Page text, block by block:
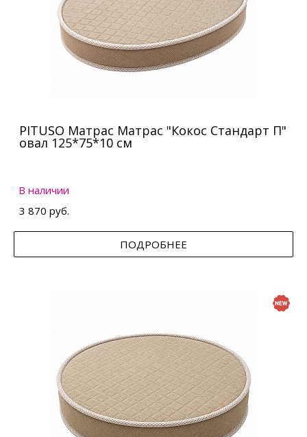
PITUSO Матрас Матрас "Кокос Стандарт П"
овал 125*75*10 см
В наличии
3 870 руб.
ПОДРОБНЕЕ